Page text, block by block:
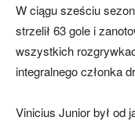
W ciągu sześciu
strzelił 63 gole i
wszystkich
integralnego członka
Vinicius Junior był od